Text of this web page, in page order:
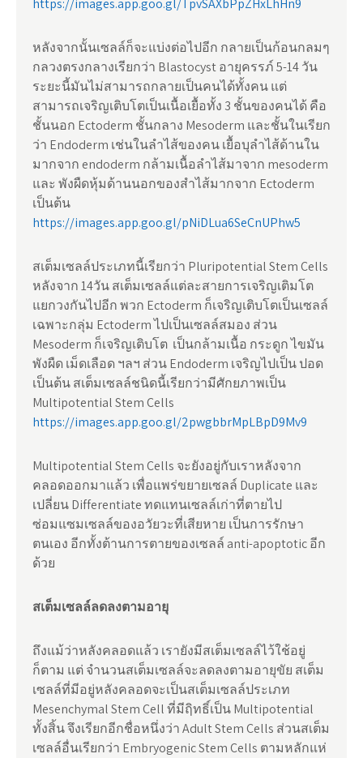
https://images.app.goo.gl/TpvSAXbPpZHxLhHn9
หลังจากนั้นเซลล์ก็จะแบ่งต่อไปอีก กลายเป็นก้อนกลมๆ
กลวงตรงกลางเรียกว่า Blastocyst อายุครรภ์ 5-14 วัน
ระยะนี้มันไม่สามารถกลายเป็นคนได้ทั้งคน แต่
สามารถเจริญเติบโตเป็นเนื้อเยื้อทั้ง 3 ชั้นของคนได้ คือ
ชั้นนอก Ectoderm ชั้นกลาง Mesoderm และชั้นในเรียก
ว่า Endoderm เช่นในลำไส้ของคน เยื้อบุลำไส้ด้านใน
มากจาก endoderm กล้ามเนื้อลำไส้มาจาก mesoderm
และ พังผืดหุ้มด้านนอกของสำไส้มากจาก Ectoderm
เป็นต้น
https://images.app.goo.gl/pNiDLua6SeCnUPhw5
สเต็มเซลล์ประเภทนี้เรียกว่า Pluripotential Stem Cells
หลังจาก 14วัน สเต็มเซลล์แต่ละสายการเจริญเติมโต
แยกวงกันไปอีก พวก Ectoderm ก็เจริญเติบโตเป็นเซลล์
เฉพาะกลุ่ม Ectoderm ไปเป็นเซลล์สมอง ส่วน
Mesoderm ก็เจริญเติบโต เป็นกล้ามเนื้อ กระดูก ไขมัน
พังผืด เม็ดเลือด ฯลฯ ส่วน Endoderm เจริญไปเป็น ปอด
เป็นต้น สเต็มเซลล์ชนิดนี้เรียกว่ามีศักยภาพเป็น
Multipotential Stem Cells
https://images.app.goo.gl/2pwgbbrMpLBpD9Mv9
Multipotential Stem Cells จะยังอยู่กับเราหลังจาก
คลอดออกมาแล้ว เพื่อแพร่ขยายเซลล์ Duplicate และ
เปลี่ยน Differentiate ทดแทนเซลล์เก่าที่ตายไป
ซ่อมแซมเซลล์ของอวัยวะที่เสียหาย เป็นการรักษา
ตนเอง อีกทั้งต้านการตายของเซลล์ anti-apoptotic อีก
ด้วย
สเต็มเซลล์ลดลงตามอายุ
ถึงแม้ว่าหลังคลอดแล้ว เรายังมีสเต็มเซลล์ไว้ใช้อยู่
ก็ตาม แต่ จำนวนสเต็มเซลล์จะลดลงตามอายุขัย สเต็ม
เซลล์ที่มีอยู่หลังคลอดจะเป็นสเต็มเซลล์ประเภท
Mesenchymal Stem Cell ที่มีฤิทธิ์เป็น Multipotential
ทั้งสิ้น จึงเรียกอีกชื่อหนึ่งว่า Adult Stem Cells ส่วนสเต็ม
เซลล์อื่นเรียกว่า Embryogenic Stem Cells ตามหลักแห่